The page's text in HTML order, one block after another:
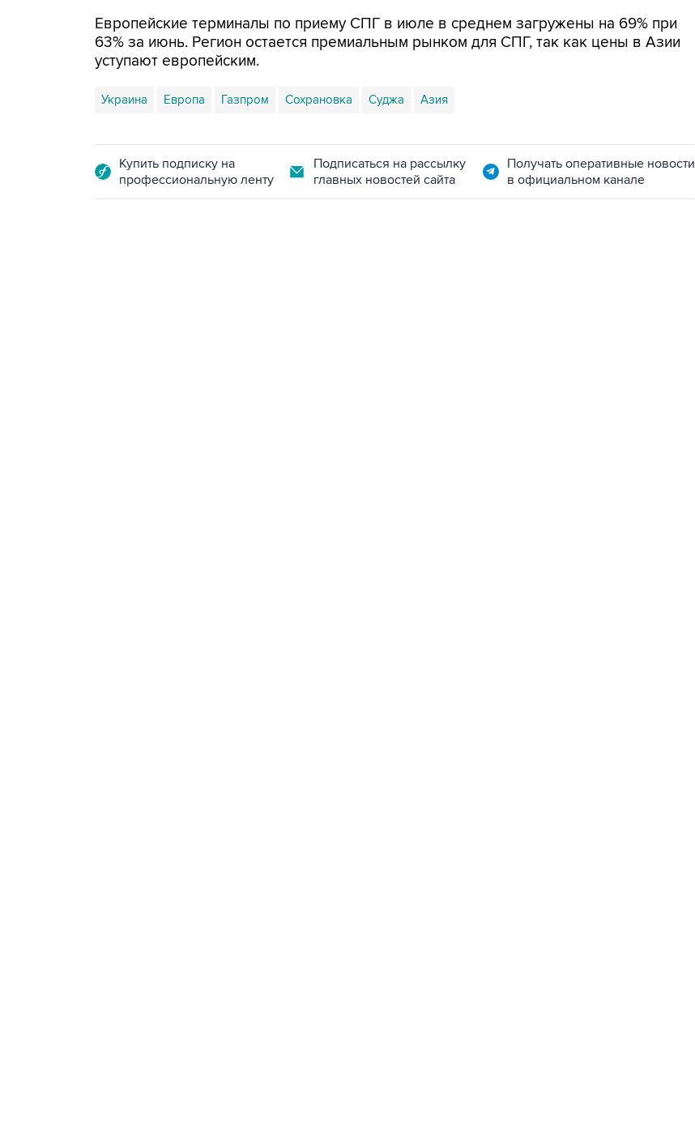
Европейские терминалы по приему СПГ в июле в среднем загружены на 69% при
63% за июнь. Регион остается премиальным рынком для СПГ, так как цены в Азии
уступают европейским.
Украина Европа Газпром Сохрановка Суджа Азия
Купить подписку на
профессиональную ленту
Подписаться на рассылку
главных новостей сайта
Получать оперативные новости
в официальном канале